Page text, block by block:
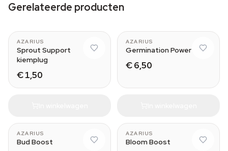
Gerelateerde producten
AZARIUS
Sprout Support
kiemplug
€ 1,50
AZARIUS
Germination Power
€ 6,50
AZARIUS
Bud Boost
AZARIUS
Bloom Boost